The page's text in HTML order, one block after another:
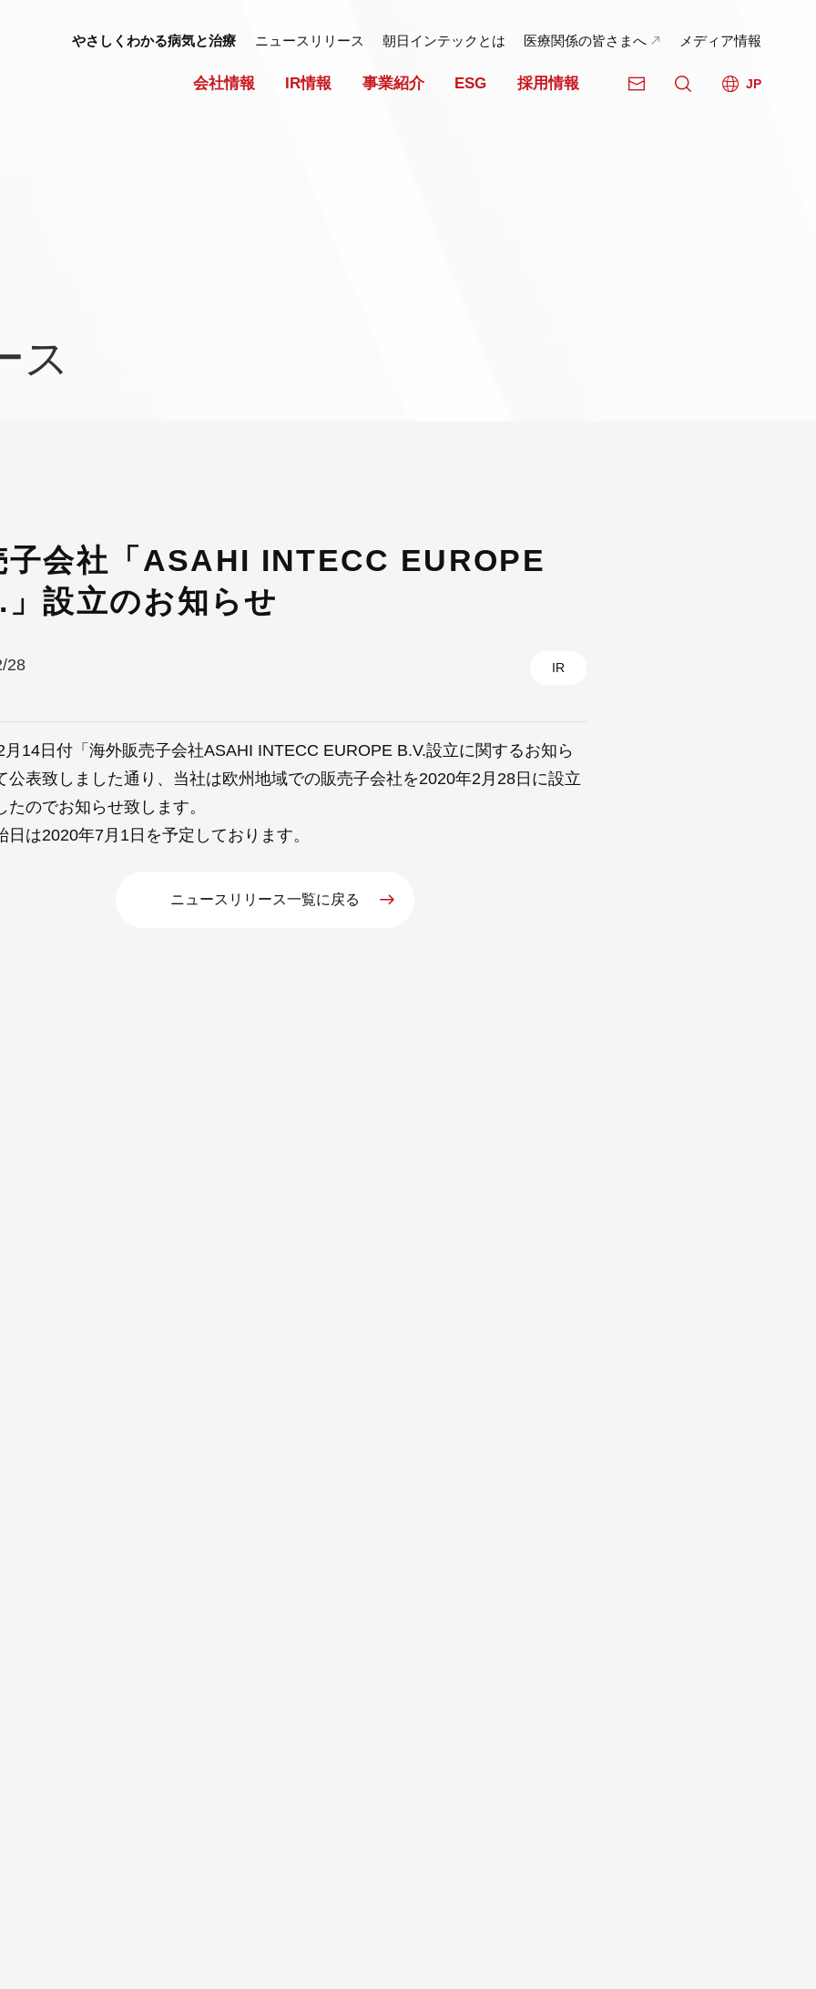
会社情報 IR情報 事業紹介 ESG 採用情報 JP
やさしくわかる病気と治療 ニュースリリース 朝日インテックとは 医療関係の皆さまへ メディア情報
ス
子会社「ASAHI INTECC EUROPE
設立のお知らせ
28 IR
月14日付「海外販売子会社ASAHI INTECC EUROPE B.V.設立に関するお知ら
公表致しました通り、当社は欧州地域での販売子会社を2020年2月28日に設立
たのでお知らせ致します。
日は2020年7月1日を予定しております。
ニュースリリース一覧に戻る